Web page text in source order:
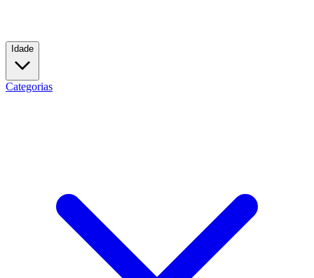
Idade
Categorias